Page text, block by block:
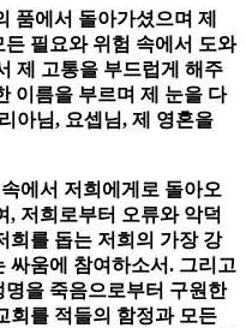
품에서 돌아가셨으며 제
필요와 위험 속에서 도와
제 고통을 부드럽게 해주
이름을 부르며 제 눈을 다
아님, 요셉님, 제 영혼을
에서 저희에게로 돌아오
, 저희로부터 오류와 악덕
희를 돕는 저희의 가장 강
싸움에 참여하소서. 그리고
을 죽음으로부터 구원한
회를 적들의 함정과 모든